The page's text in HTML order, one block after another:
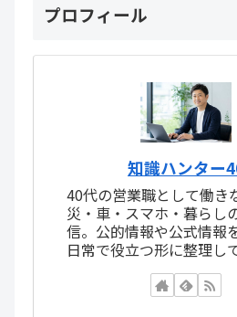
プロフィール
知識ハンター
40代の営業職として働き
災・車・スマホ・暮らし
信。公的情報や公式情報
日常で役立つ形に整理し